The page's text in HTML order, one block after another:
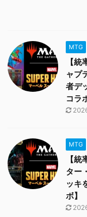
MTG
【
ャプ
者デ
コラ
MTG
【
ター
ッキ
ボ】